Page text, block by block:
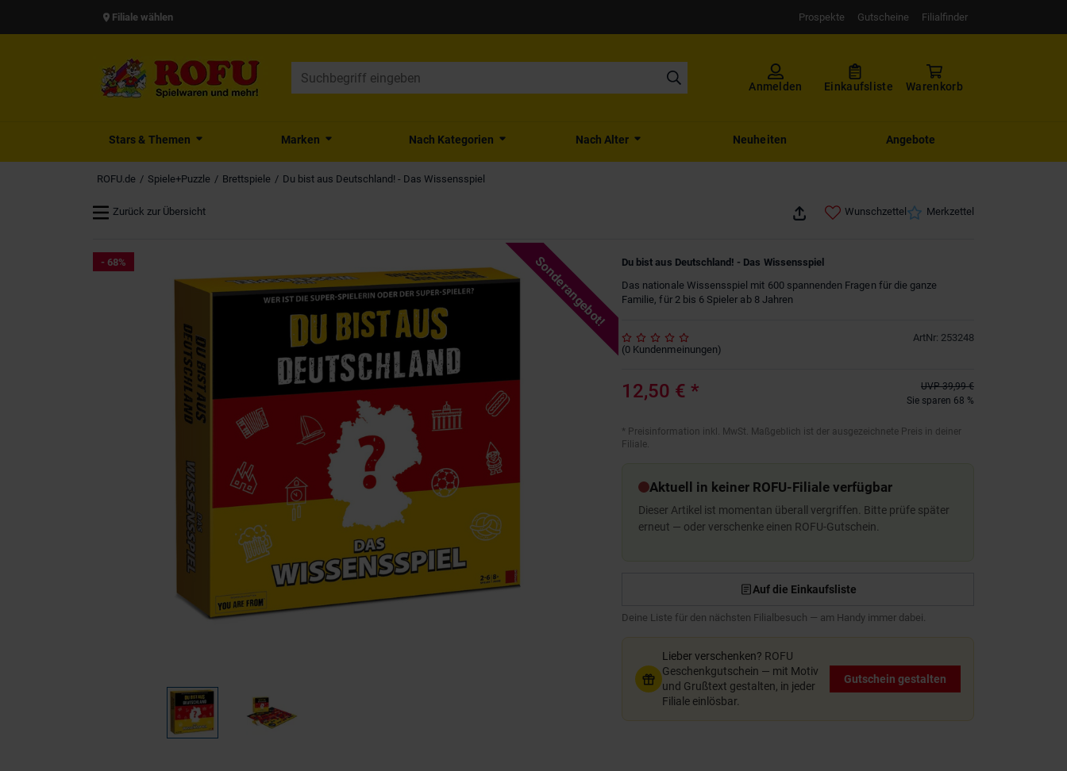
Filiale wählen Prospekte Gutscheine Filialfinder
Anmelden Einkaufsliste Warenkorb
Stars & Themen Marken Nach Kategorien Nach Alter Neuheiten Angebote
ROFU.de Spiele+Puzzle Brettspiele Du bist aus Deutschland! - Das Wissensspiel
Zurück zur Übersicht Wunschzettel Merkzettel
- 68% Sonderangebot!
Du bist aus Deutschland! - Das Wissensspiel
Das nationale Wissensspiel mit 600 spannenden Fragen für die ganze
Familie, für 2 bis 6 Spieler ab 8 Jahren
ArtNr: 253248
(0 Kundenmeinungen)
12,50 € * UVP 39,99 €
Sie sparen 68 %
* Preisinformation inkl. MwSt. Maßgeblich ist der ausgezeichnete Preis in deiner
Filiale.
Aktuell in keiner ROFU-Filiale verfügbar
Dieser Artikel ist momentan überall vergriffen. Bitte prüfe später
erneut — oder verschenke einen ROFU-Gutschein.
Auf die Einkaufsliste
Deine Liste für den nächsten Filialbesuch — am Handy immer dabei.
Lieber verschenken? ROFU
Geschenkgutschein — mit Motiv
und Grußtext gestalten, in jeder
Filiale einlösbar.
Gutschein gestalten